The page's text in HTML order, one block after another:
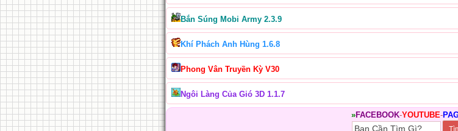
Bắn Súng Mobi Army 2.3.9
Khí Phách Anh Hùng 1.6.8
Phong Vân Truyền Kỳ V30
Ngôi Làng Của Gió 3D 1.1.7
»FACEBOOK-YOUTUBE-